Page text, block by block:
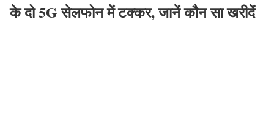
के दो 5G सेलफोन में टक्कर, जानें कौन सा खरीदें